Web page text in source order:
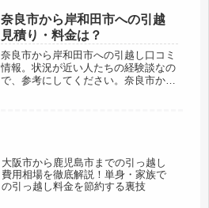
人が多いです。料金も安く行けること
が多い距離ですが、3月4月などの繁...
奈良市から岸和田市への引越
見積り・料金は？
奈良市から岸和田市への引越し口コミ
情報。状況が近い人たちの経験談なの
で、参考にしてください。奈良市から
大阪市から鹿児島市までの引っ越し
費用相場を徹底解説！単身・家族で
の引っ越し料金を節約する裏技